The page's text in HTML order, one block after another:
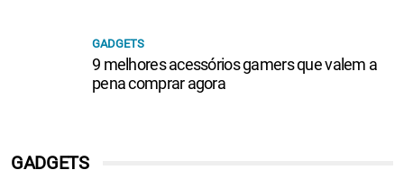
GADGETS
GADGETS
9 melhores acessórios gamers que valem a
pena comprar agora